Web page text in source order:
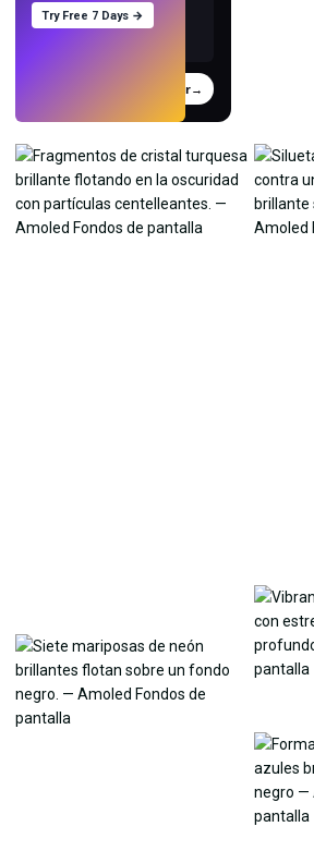
Probar →
Try Free 7 Days →